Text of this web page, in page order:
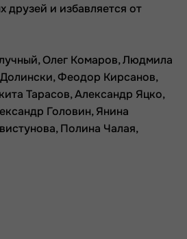
друзей и избавляется от
Олег Комаров, Людмила
Феодор Кирсанов,
Тарасов, Александр Яцко,
Головин, Янина
Полина Чалая,